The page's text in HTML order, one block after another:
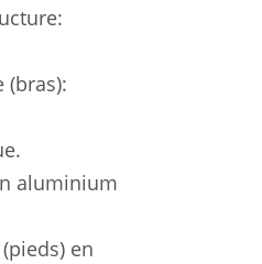
(bras):
aluminium
en